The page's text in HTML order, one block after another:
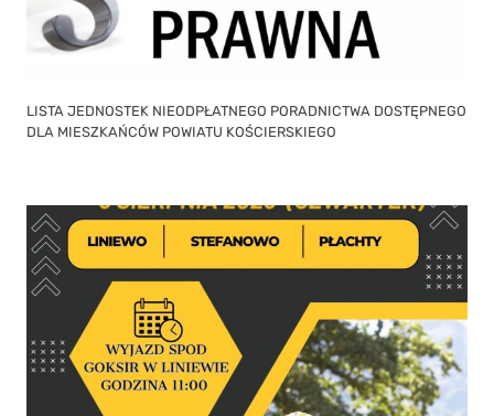
LISTA JEDNOSTEK NIEODPŁATNEGO PORADNICTWA DOSTĘPNEGO
DLA MIESZKAŃCÓW POWIATU KOŚCIERSKIEGO